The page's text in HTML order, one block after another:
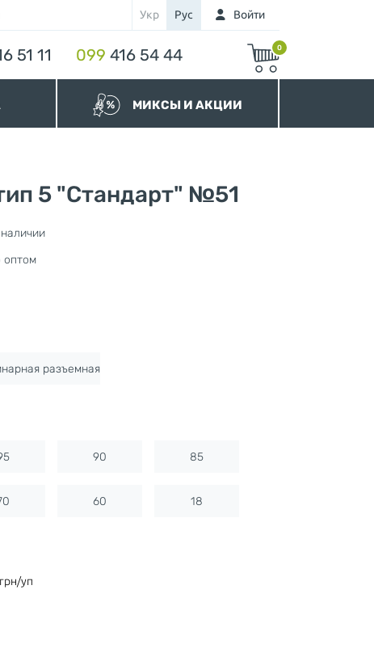
Рус
Укр Войти
51 11 099 416 54 44 0
МИКСЫ И АКЦИИ
5 "Стандарт" №51
оптом
разъемная
90 85
60 18
грн/уп